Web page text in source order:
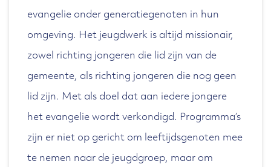
evangelie onder generatiegenoten in hun
omgeving. Het jeugdwerk is altijd missionair,
zowel richting jongeren die lid zijn van de
gemeente, als richting jongeren die nog geen
lid zijn. Met als doel dat aan iedere jongere
het evangelie wordt verkondigd. Programma’s
zijn er niet op gericht om leeftijdsgenoten mee
te nemen naar de jeugdgroep, maar om